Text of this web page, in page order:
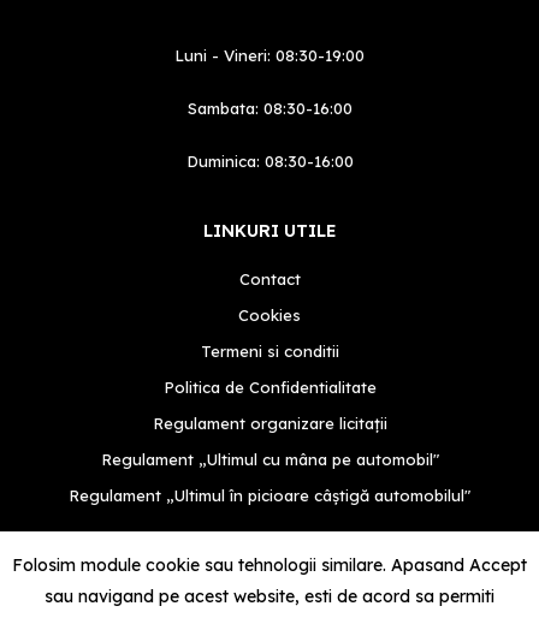
Luni - Vineri: 08:30-19:00
Sambata: 08:30-16:00
Duminica: 08:30-16:00
LINKURI UTILE
Contact
Cookies
Termeni si conditii
Politica de Confidentialitate
Regulament organizare licitații
Regulament „Ultimul cu mâna pe automobil"
Regulament „Ultimul în picioare câștigă automobilul"
Folosim module cookie sau tehnologii similare. Apasand Accept
sau navigand pe acest website, esti de acord sa permiti